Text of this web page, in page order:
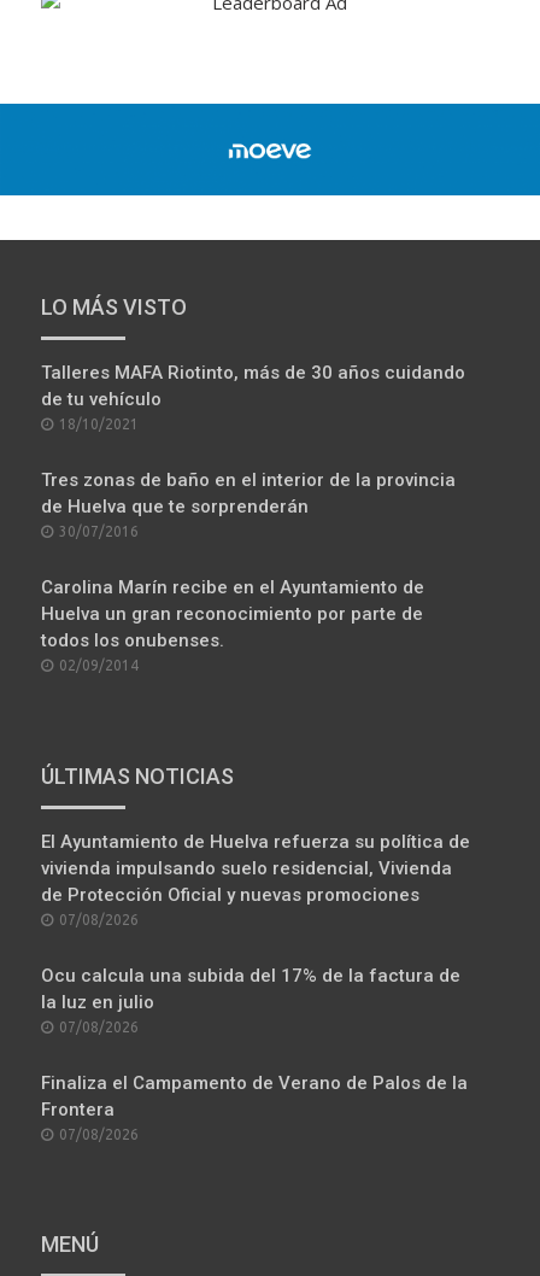
LO MÁS VISTO
Talleres MAFA Riotinto, más de 30 años cuidando
de tu vehículo
POSTED
18/10/2021
Tres zonas de baño en el interior de la provincia
de Huelva que te sorprenderán
POSTED
30/07/2016
Carolina Marín recibe en el Ayuntamiento de
Huelva un gran reconocimiento por parte de
todos los onubenses.
POSTED
02/09/2014
ÚLTIMAS NOTICIAS
El Ayuntamiento de Huelva refuerza su política de
vivienda impulsando suelo residencial, Vivienda
de Protección Oficial y nuevas promociones
POSTED
07/08/2026
Ocu calcula una subida del 17% de la factura de
la luz en julio
POSTED
07/08/2026
Finaliza el Campamento de Verano de Palos de la
Frontera
POSTED
07/08/2026
MENÚ